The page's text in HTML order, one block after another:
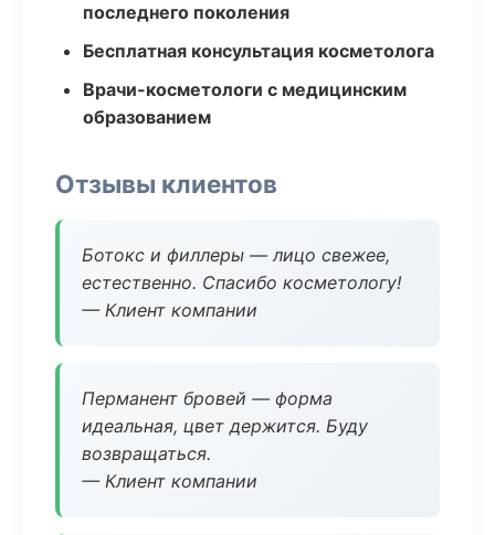
последнего поколения
Бесплатная консультация косметолога
Врачи-косметологи с медицинским
образованием
Отзывы клиентов
Ботокс и филлеры — лицо свежее,
естественно. Спасибо косметологу!
— Клиент компании
Перманент бровей — форма
идеальная, цвет держится. Буду
возвращаться.
— Клиент компании